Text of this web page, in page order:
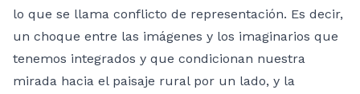
lo que se llama conflicto de representación. Es decir,
un choque entre las imágenes y los imaginarios que
tenemos integrados y que condicionan nuestra
mirada hacia el paisaje rural por un lado, y la